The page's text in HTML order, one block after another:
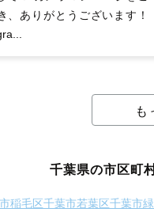
、ありがとうございます！
も
千葉県の市区町
稲毛区千葉市若葉区千葉市